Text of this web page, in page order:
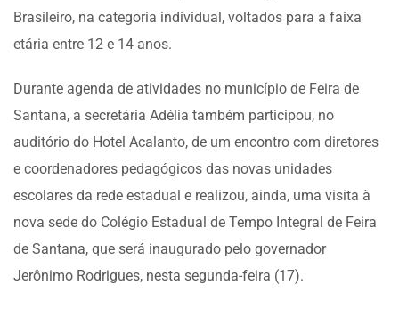
Brasileiro, na categoria individual, voltados para a faixa
etária entre 12 e 14 anos.
Durante agenda de atividades no município de Feira de
Santana, a secretária Adélia também participou, no
auditório do Hotel Acalanto, de um encontro com diretores
e coordenadores pedagógicos das novas unidades
escolares da rede estadual e realizou, ainda, uma visita à
nova sede do Colégio Estadual de Tempo Integral de Feira
de Santana, que será inaugurado pelo governador
Jerônimo Rodrigues, nesta segunda-feira (17).